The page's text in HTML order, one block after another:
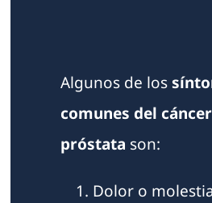
Algunos de los
comunes del
próstata son:
Dolor o